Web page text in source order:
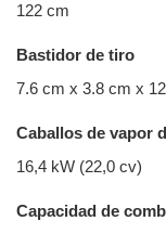
122 cm
Bastidor de tiro
7.6 cm x 3.8 cm x
Caballos de vapor
16,4 kW (22,0 cv)
Capacidad de